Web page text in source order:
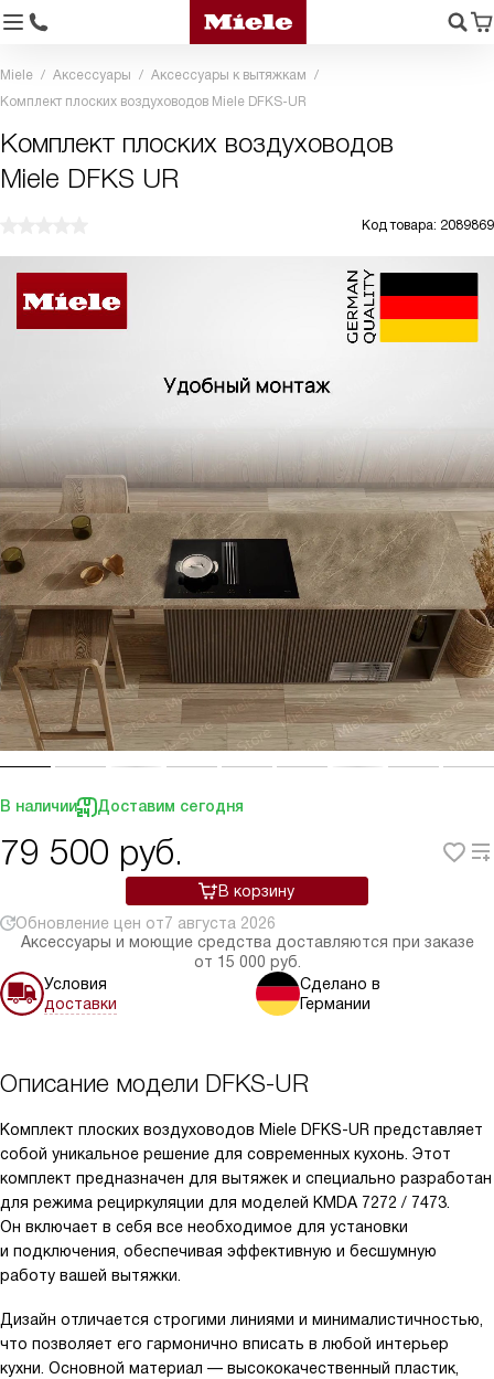
Miele Аксессуары
Аксессуары к вытяжкам
Комплект плоских воздуховодов Miele DFKS-UR
Комплект плоских воздуховодов
Miele DFKS UR
Код товара: 2089869
В наличии Доставим сегодня
79 500 руб.
В корзину
Обновление цен от7 августа 2026
Аксессуары и моющие средства доставляются при заказе
от 15 000 руб.
Условия
доставки
Сделано в
Германии
Описание модели DFKS-UR
Комплект плоских воздуховодов Miele DFKS-UR представляет
собой уникальное решение для современных кухонь. Этот
комплект предназначен для вытяжек и специально разработан
для режима рециркуляции для моделей KMDA 7272 / 7473.
Он включает в себя все необходимое для установки
и подключения, обеспечивая эффективную и бесшумную
работу вашей вытяжки.
Дизайн отличается строгими линиями и минималистичностью,
что позволяет его гармонично вписать в любой интерьер
кухни. Основной материал — высококачественный пластик,